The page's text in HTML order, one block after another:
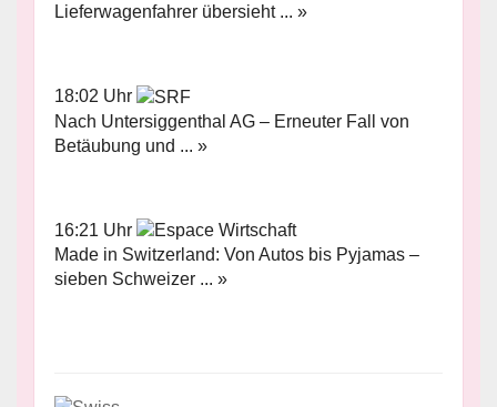
Lieferwagenfahrer übersieht ... »
18:02 Uhr
Nach Untersiggenthal AG – Erneuter Fall von
Betäubung und ... »
16:21 Uhr
Made in Switzerland: Von Autos bis Pyjamas –
sieben Schweizer ... »